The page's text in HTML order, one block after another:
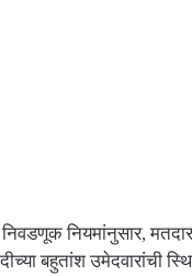
नियमांनुसार,
बहुतांश उमेदवारांची